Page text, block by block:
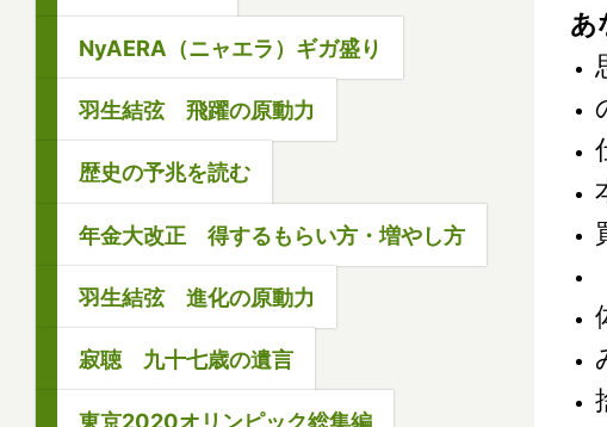
あ
NyAERA（ニャエラ）ギガ盛り
羽生結弦 飛躍の原動力
歴史の予兆を読む
年金大改正 得するもらい方・増やし方
羽生結弦 進化の原動力
寂聴 九十七歳の遺言
東京2020オリンピック総集編